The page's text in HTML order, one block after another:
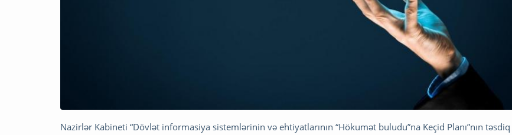
Nazirlər Kabineti “Dövlət informasiya sistemlərinin və ehtiyatlarının “Hökumət buludu”na Keçid Planı”nın təsdiq